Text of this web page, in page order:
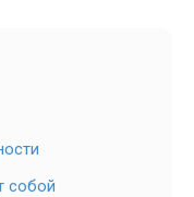
собой